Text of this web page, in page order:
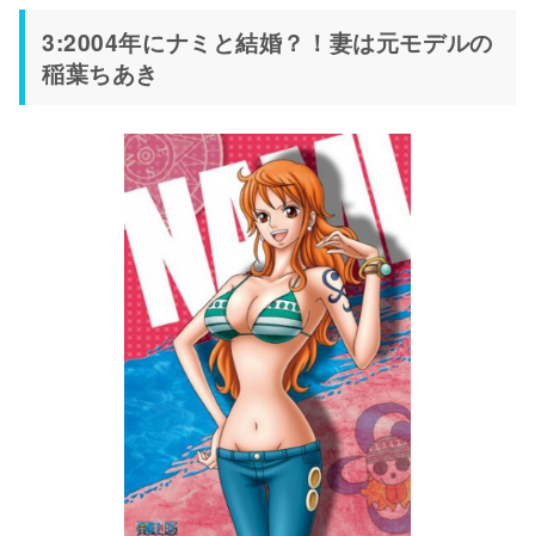
3:2004年にナミと結婚？！妻は元モデルの
稲葉ちあき